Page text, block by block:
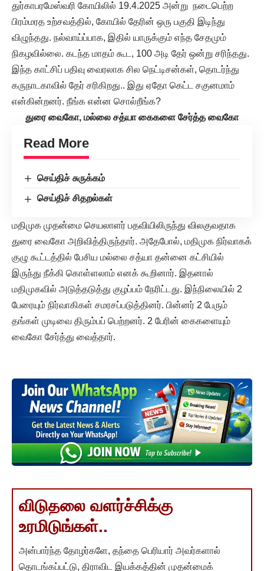
துர்காபரமேஸ்வரி கோயிலில் 19.4.2025 அன்று நடைபெற்ற
பிரம்மரத உற்சவத்தில், கோயில் தேரின் ஒரு பகுதி இடிந்து
விழுந்தது. நல்வாய்ப்பாக, இதில் யாருக்கும் எந்த சேதமும்
நிகழவில்லை. கடந்த மாதம் கூட, 100 அடி தேர் ஒன்று சரிந்தது.
இந்த காட்சிப் பதிவு வைரலாக சில நெட்டிசன்கள், தொடர்ந்து
கருநாடகாவில் தேர் சரிகிறது.. இது ஏதோ கெட்ட சகுனமாம்
என்கின்றனர். நீங்க என்ன சொல்றீங்க?
துரை வைகோ, மல்லை சத்யா கைகளை சேர்த்த வைகோ
Read More
செய்திச் சுருக்கம்
செய்திச் சிதறல்கள்
மதிமுக முதன்மை செயலாளர் பதவியிலிருந்து விலகுவதாக
துரை வைகோ அறிவித்திருந்தார். அதேபோல், மதிமுக நிர்வாகக்
குழு கூட்டத்தில் பேசிய மல்லை சத்யா தன்னை கட்சியில்
இருந்து நீக்கி கொள்ளலாம் எனக் கூறினார். இதனால்
மதிமுகவில் அடுத்தடுத்து குழப்பம் நேரிட்டது. இந்நிலையில் 2
பேரையும் நிர்வாகிகள் சமரசப்படுத்தினர். பின்னர் 2 பேரும்
தங்கள் முடிவை திரும்பப் பெற்றனர். 2 பேரின் கைகளையும்
வைகோ சேர்த்து வைத்தார்.
விடுதலை வளர்ச்சிக்கு
உரமிடுங்கள்..
அன்பார்ந்த தோழர்களே, தந்தை பெரியார் அவர்களால்
தொடங்கப்பட்டு, திராவிட இயக்கத்தின் முதன்மைக்